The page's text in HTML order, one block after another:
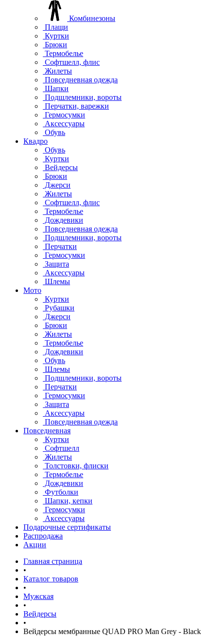
Комбинезоны
Плащи
Куртки
Брюки
Термобелье
Софтшелл, флис
Жилеты
Повседневная одежда
Шапки
Подшлемники, вороты
Перчатки, варежки
Гермосумки
Аксессуары
Обувь
Квадро
Обувь
Куртки
Вейдерсы
Брюки
Джерси
Жилеты
Софтшелл, флис
Термобелье
Дождевики
Повседневная одежда
Подшлемники, вороты
Перчатки
Гермосумки
Защита
Аксессуары
Шлемы
Мото
Куртки
Рубашки
Джерси
Брюки
Жилеты
Термобелье
Дождевики
Обувь
Шлемы
Подшлемники, вороты
Перчатки
Гермосумки
Защита
Аксессуары
Повседневная одежда
Повседневная
Куртки
Софтшелл
Жилеты
Толстовки, флиски
Термобелье
Дождевики
Футболки
Шапки, кепки
Гермосумки
Аксессуары
Подарочные сертификаты
Распродажа
Акции
Главная страница
•
Каталог товаров
•
Мужская
•
Вейдерсы
•
Вейдерсы мембранные QUAD PRO Man Grey - Black